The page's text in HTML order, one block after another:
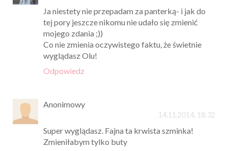
Ja niestety nie przepadam za panterką- i jak do
tej pory jeszcze nikomu nie udało się zmienić
mojego zdania ;))
Co nie zmienia oczywistego faktu, że świetnie
wyglądasz Olu!
Odpowiedz
Anonimowy
14.11.2014, 18:32
Super wyglądasz. Fajna ta krwista szminka!
Zmieniłabym tylko buty